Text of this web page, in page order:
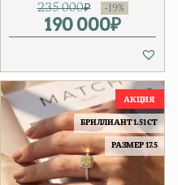
235 000₽
190 000₽
Текущая
БРИЛЛИАНТ 1.51 CT
РАЗМЕР 17.5